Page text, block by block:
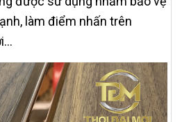
làm điểm nhấn trên